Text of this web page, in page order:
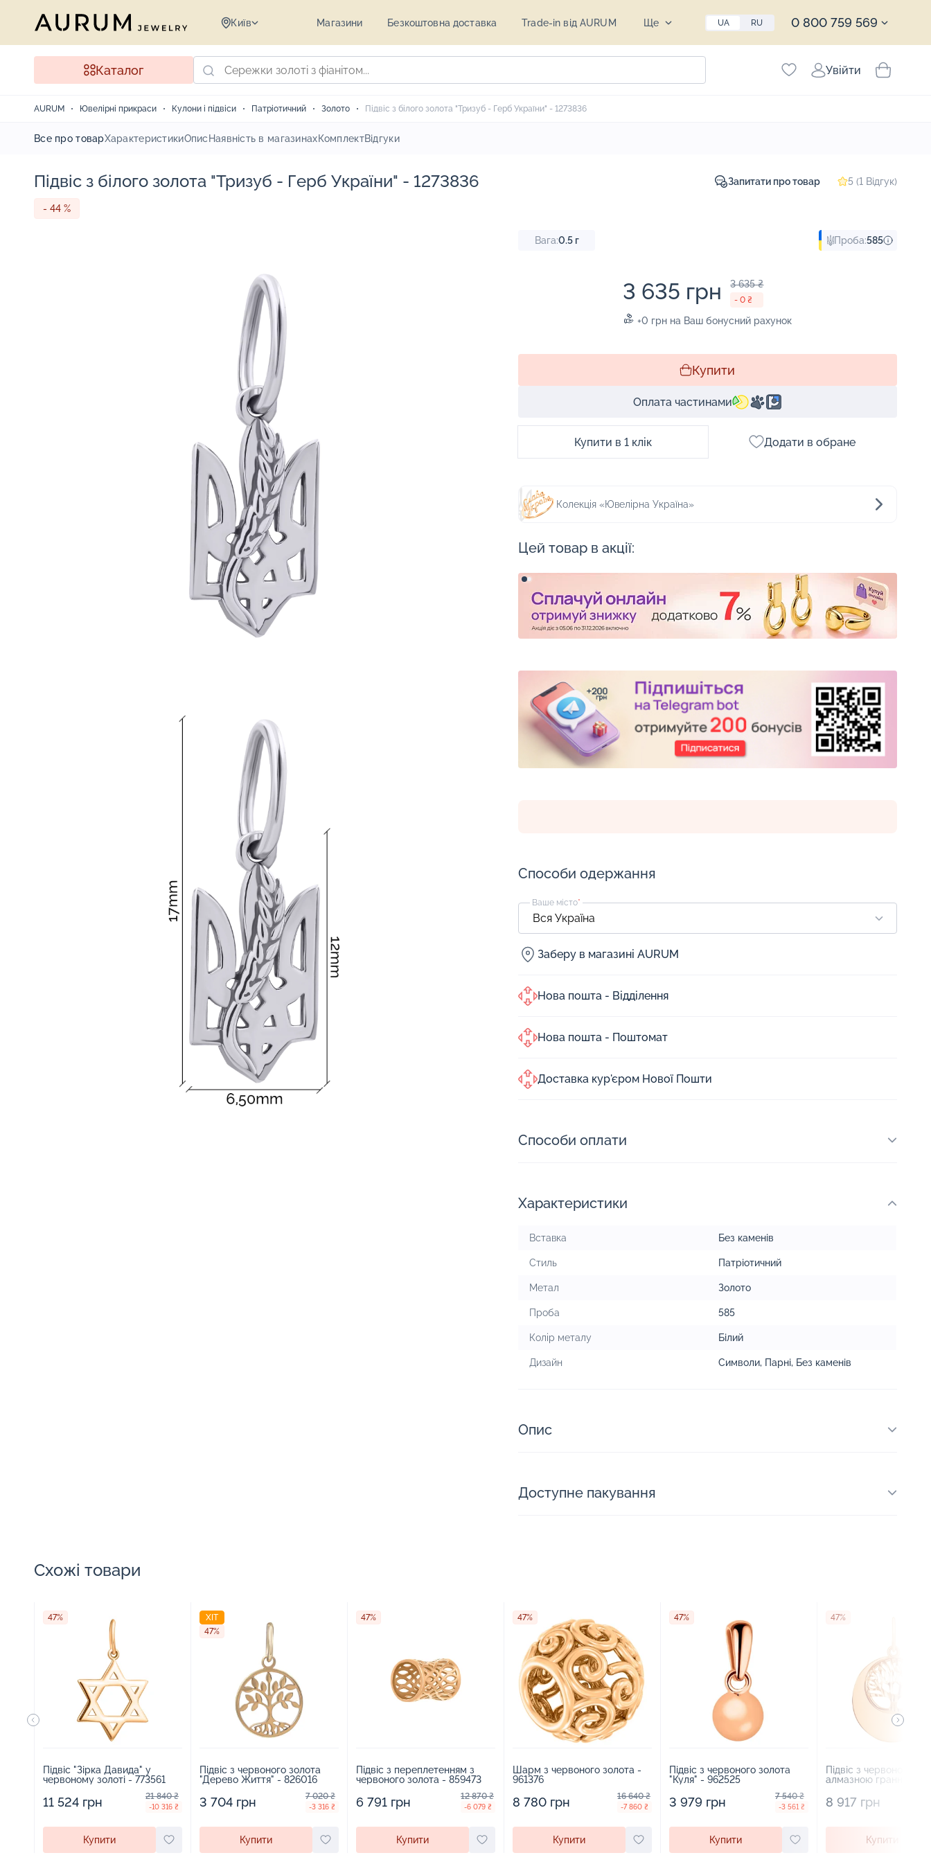
Київ Магазини Безкоштовна доставка Trade-in від AURUM Ще UA RU 0 800 759 569
Каталог Увійти
AURUM Ювелірні прикраси Кулони і підвіси Патріотичний Золото Підвіс з білого золота "Тризуб - Герб України" - 1273836
Все про товарХарактеристикиОпис Наявність в магазинахКомплектВідгуки
Підвіс з білого золота "Тризуб - Герб України" - 1273836
- 44 %
Запитати про товар 5 (1 Відгук)
Вага:0.5г Проба:585
3 635 грн 3 635 ₴
- 0 ₴
+0 грн на Ваш бонусний рахунок
Купити
Оплата частинами
Купити в 1 клік Додати в обране
Колекція «Ювелірна Україна»
Цей товар в акції:
Способи одержання
Ваше місто*
Заберу в магазині AURUM
Нова пошта - Відділення
Нова пошта - Поштомат
Доставка кур'єром Нової Пошти
Способи оплати
Характеристики
Вставка Без каменів
Стиль Патріотичний
Метал Золото
Проба 585
Колір металу Білий
Дизайн Символи, Парні, Без каменів
Опис
Доступне пакування
Схожі товари
47%
Підвіс "Зірка Давида" у
червоному золоті - 773561
11 524 грн 21 840 ₴
-10 316 ₴
Купити
ХІТ
47%
Підвіс з червоного золота
"Дерево Життя" - 826016
3 704 грн 7 020 ₴
-3 316 ₴
Купити
47%
Підвіс з переплетенням з
червоного золота - 859473
6 791 грн 12 870 ₴
-6 079 ₴
Купити
47%
Шарм з червоного золота -
961376
8 780 грн 16 640 ₴
-7 860 ₴
Купити
47%
Підвіс з червоного золота
"Куля" - 962525
3 979 грн 7 540 ₴
-3 561 ₴
Купити
47%
Підвіс з червоного
алмазною гранню
8 917 грн
Купити